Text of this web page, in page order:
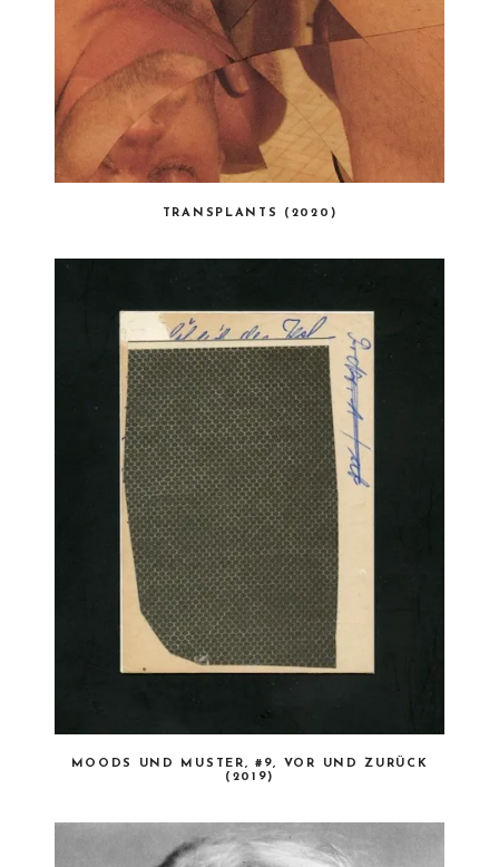
TRANSPLANTS (2020)
MOODS UND MUSTER, #9, VOR UND ZURÜCK
(2019)